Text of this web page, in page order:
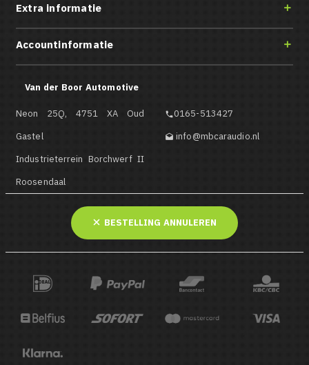
Extra informatie 
Accountinformatie 
Van der Boor Automotive
Neon 25Q, 4751 XA Oud
Gastel
Industrieterrein Borchwerf II
Roosendaal
0165-513427
 info@mbcaraudio.nl
BESTELLING ANNULEREN